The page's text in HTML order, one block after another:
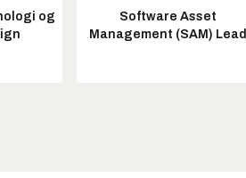
og
Software Asset
Management (SAM) Lead